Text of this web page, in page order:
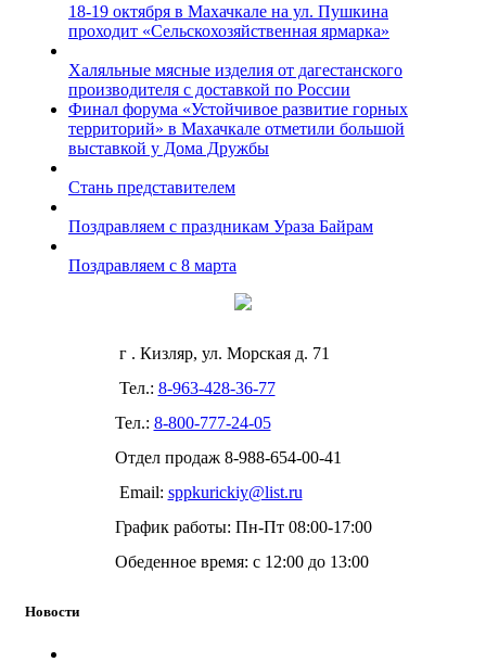
18-19 октября в Махачкале на ул. Пушкина
проходит «Сельскохозяйственная ярмарка»
Халяльные мясные изделия от дагестанского
производителя с доставкой по России
Финал форума «Устойчивое развитие горных
территорий» в Махачкале отметили большой
выставкой у Дома Дружбы
Стань представителем
Поздравляем с праздникам Ураза Байрам
Поздравляем с 8 марта
г . Кизляр, ул. Морская д. 71
Тел.: 8-963-428-36-77
Тел.: 8-800-777-24-05
Отдел продаж 8-988-654-00-41
Email: sppkurickiy@list.ru
График работы: Пн-Пт 08:00-17:00
Обеденное время: с 12:00 до 13:00
Новости